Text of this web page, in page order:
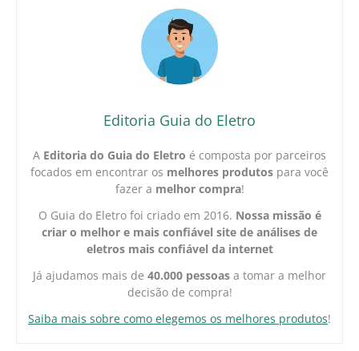
Editoria Guia do Eletro
A Editoria do Guia do Eletro é composta por parceiros
focados em encontrar os melhores produtos para você
fazer a melhor compra!
O Guia do Eletro foi criado em 2016. Nossa missão é
criar o melhor e mais confiável site de análises de
eletros mais confiável da internet
Já ajudamos mais de 40.000 pessoas a tomar a melhor
decisão de compra!
Saiba mais sobre como elegemos os melhores produtos!